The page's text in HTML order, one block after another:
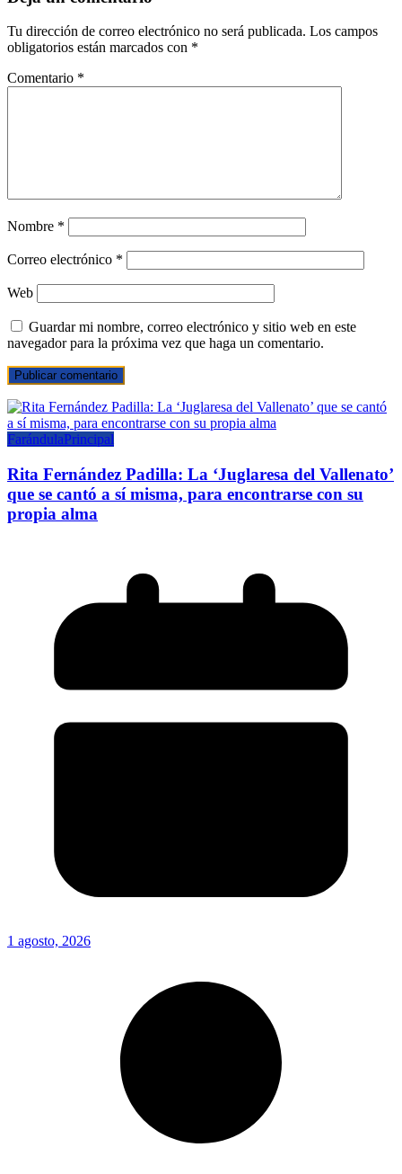
Tu dirección de correo electrónico no será publicada. Los campos
obligatorios están marcados con *
Comentario *
Nombre *
Correo electrónico *
Web
Guardar mi nombre, correo electrónico y sitio web en este
navegador para la próxima vez que haga un comentario.
FarándulaPrincipal
Rita Fernández Padilla: La ‘Juglaresa del Vallenato’
que se cantó a sí misma, para encontrarse con su
propia alma
1 agosto, 2026